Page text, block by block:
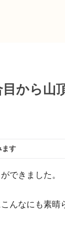
から山
ます
できました。
んなにも素晴